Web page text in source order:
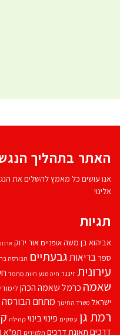
האתר בתהליך
אנו עושים כל מאמץ להשלים את
אלינו!
תגיות
אביהוא בן משהאופניים אור ירוק
ספרבריאותגבעתיים הבורסה
עירוניתזינגר חיה מנע חיות מחמד
שאמה כרמל שאמה הכהן
ישראל משרד החינוך מתחם הבורסה
רמת גן עסקים פינוי בינוי קהילה
דרכים תאונת דרכים תלמידים תמ"א 38